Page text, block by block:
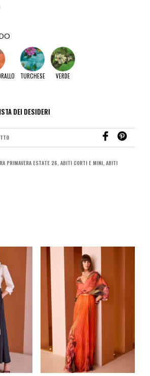
TURCHESE VERDE
PRIMAVERA ESTATE 26, ABITI CORTI E MINI, ABITI